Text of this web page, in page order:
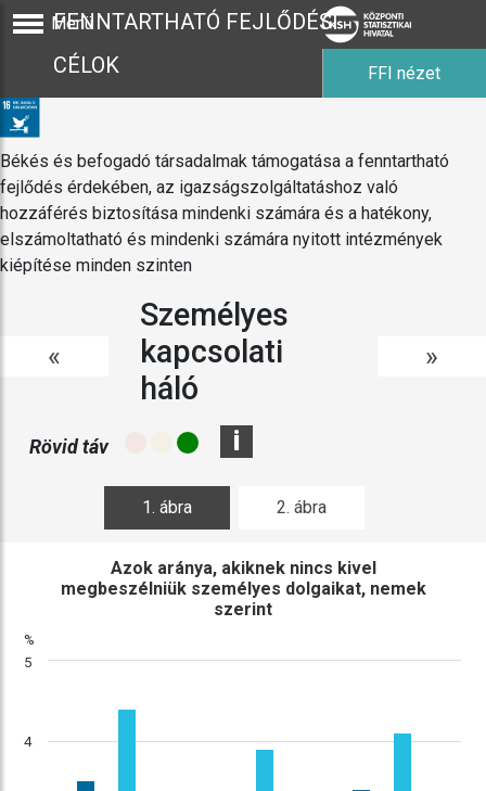
Menü
FENNTARTHATÓ FEJLŐDÉSI
CÉLOK
FFI nézet
Békés és befogadó társadalmak támogatása a fenntartható
fejlődés érdekében, az igazságszolgáltatáshoz való
hozzáférés biztosítása mindenki számára és a hatékony,
elszámoltatható és mindenki számára nyitott intézmények
kiépítése minden szinten
«
Személyes
kapcsolati
háló
»
Rövid táv i
1. ábra 2. ábra
%
Azok aránya, akiknek nincs kivel
megbeszélniük személyes dolgaikat, nemek
szerint
4
5